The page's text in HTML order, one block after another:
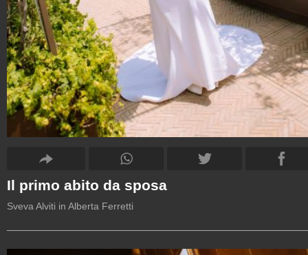
Il primo abito da sposa
Sveva Alviti in Alberta Ferretti